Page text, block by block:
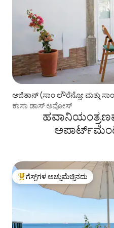
ಅಜಿತಾನ್ (ಸಾಂ ಲೌರೆನ್ಸೋ ಮತ್ತು
ಕಾಸಾ ಡಾಸ್ ಅವೋಸ್
ಗೆಸ್ಟ್‌ಗಳಿಗೆ ಅತಿ ಹೆಚ್ಚು ಅಚ್ಚುಮೆಚ್ಚಿನದು
ಗೆಸ್ಟ್‌ಗಳ ಅಚ್ಚುಮೆಚ್ಚಿನದು